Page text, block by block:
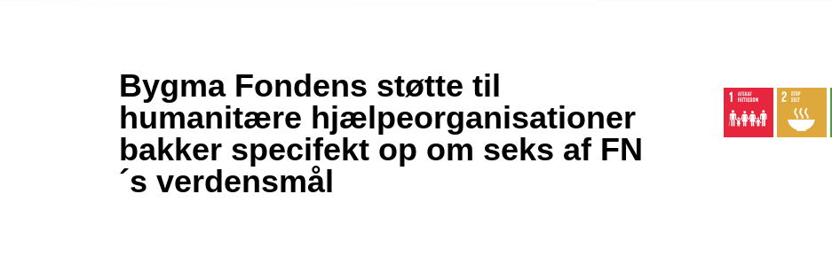
Bygma Fondens støtte til
humanitære hjælpeorganisationer
bakker specifekt op om seks af FN
´s verdensmål